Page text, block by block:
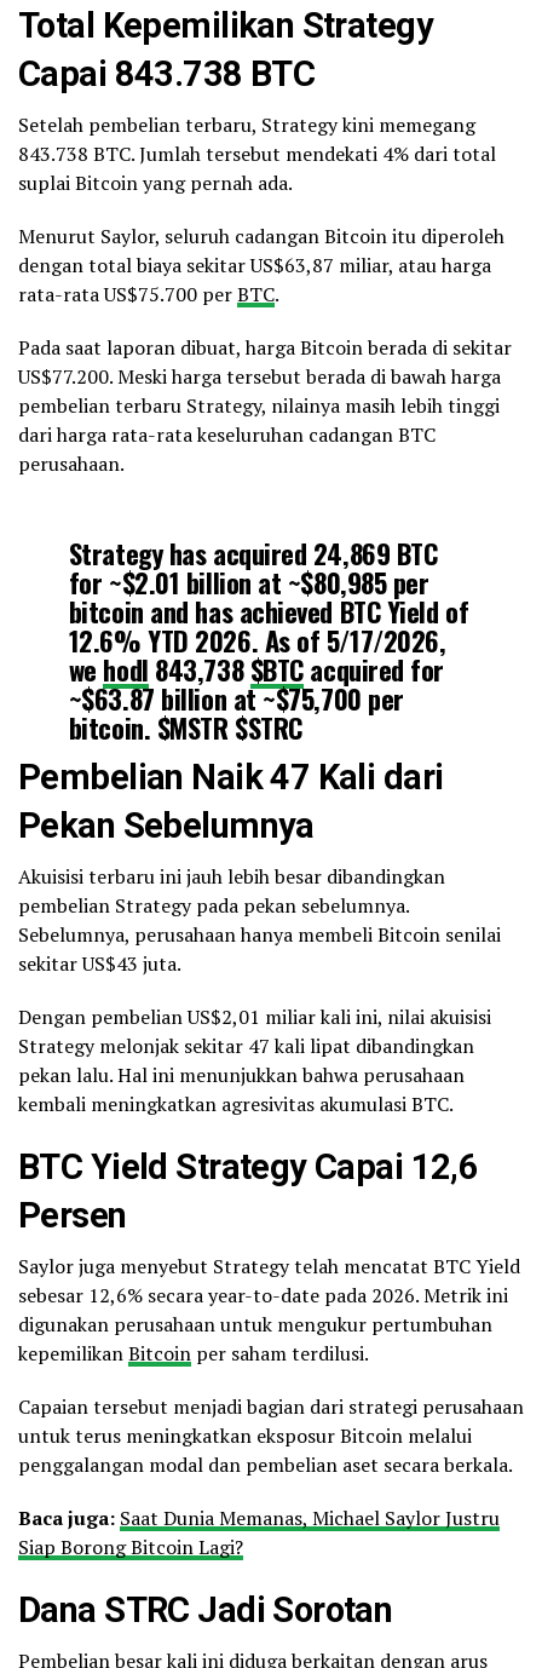
Total Kepemilikan Strategy
Capai 843.738 BTC
Setelah pembelian terbaru, Strategy kini memegang
843.738 BTC. Jumlah tersebut mendekati 4% dari total
suplai Bitcoin yang pernah ada.
Menurut Saylor, seluruh cadangan Bitcoin itu diperoleh
dengan total biaya sekitar US$63,87 miliar, atau harga
rata-rata US$75.700 perBTC.
Pada saat laporan dibuat, harga Bitcoin berada di sekitar
US$77.200. Meski harga tersebut berada di bawah harga
pembelian terbaru Strategy, nilainya masih lebih tinggi
dari harga rata-rata keseluruhan cadangan BTC
perusahaan.
Strategy has acquired 24,869 BTC
for ~$2.01 billion at ~$80,985 per
bitcoin and has achieved BTC Yield of
12.6% YTD 2026. As of 5/17/2026,
we hodl 843,738$BTCacquired for
~$63.87 billion at ~$75,700 per
bitcoin. $MSTR $STRC
https://t.co/y1zvePEuym
— Michael Saylor (@saylor)May 18, 2026
Pembelian Naik 47 Kali dari
Pekan Sebelumnya
Akuisisi terbaru ini jauh lebih besar dibandingkan
pembelian Strategy pada pekan sebelumnya.
Sebelumnya, perusahaan hanya membeli Bitcoin senilai
sekitar US$43 juta.
Dengan pembelian US$2,01 miliar kali ini, nilai akuisisi
Strategy melonjak sekitar 47 kali lipat dibandingkan
pekan lalu. Hal ini menunjukkan bahwa perusahaan
kembali meningkatkan agresivitas akumulasi BTC.
BTC Yield Strategy Capai 12,6
Persen
Saylor juga menyebut Strategy telah mencatat BTC Yield
sebesar 12,6% secara year-to-date pada 2026. Metrik ini
digunakan perusahaan untuk mengukur pertumbuhan
kepemilikanBitcoin per saham terdilusi.
Capaian tersebut menjadi bagian dari strategi perusahaan
untuk terus meningkatkan eksposur Bitcoin melalui
penggalangan modal dan pembelian aset secara berkala.
Baca juga: Saat Dunia Memanas, Michael Saylor Justru
Siap Borong Bitcoin Lagi?
Dana STRC Jadi Sorotan
Pembelian besar kali ini diduga berkaitan dengan arus